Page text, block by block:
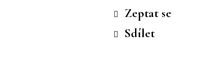
cena:Zeptat se
Sdílet